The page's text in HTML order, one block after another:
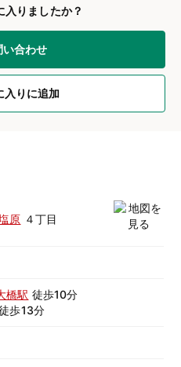
入りましたか？
い合わせ
入りに追加
原 ４丁目
橋駅 徒歩10分
歩13分